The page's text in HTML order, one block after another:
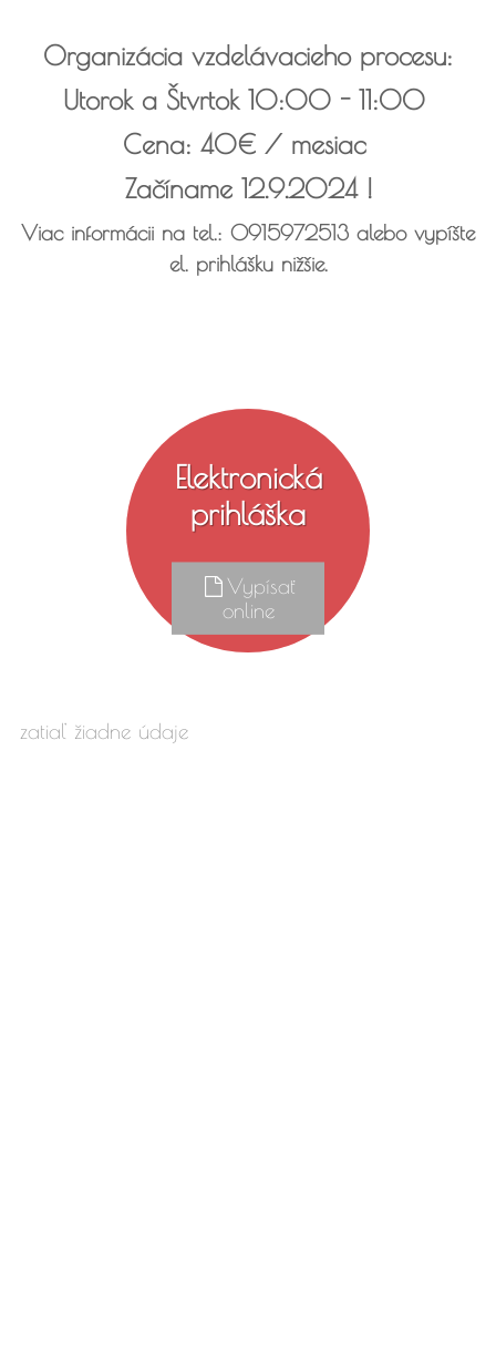
Organizácia vzdelávacieho procesu:
Utorok a Štvrtok 10:00 - 11:00
Cena: 40€ / mesiac
Začíname 12.9.2024 !
Viac informácii na tel.: 0915972513 alebo vypíšte
el. prihlášku nižšie.
Elektronická
prihláška
Vypísať
online
zatiaľ žiadne údaje